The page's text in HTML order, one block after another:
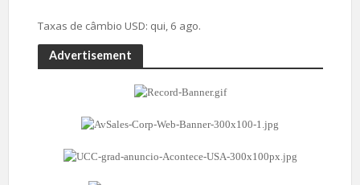
Taxas de câmbio USD: qui, 6 ago.
Advertisement